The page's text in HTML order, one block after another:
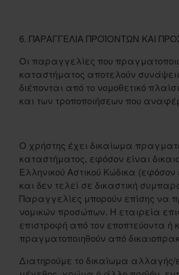
6. ΠΑΡΑΓΓΕΛΙΑ ΠΡΟΪΟΝΤΩΝ ΚΑΙ
Οι παραγγελίες που
καταστήματος αποτελούν
διέπονται από το νομοθετικό
και των τροποποιήσεων που
Ο χρήστης έχει δικαίωμα
καταστήματος, εφόσον είναι
Ελληνικού Αστικού Κώδικα
και δεν τελεί σε δικαστική
Παραγγελίες μπορούν επίσης να
νομικών προσώπων. Η εταιρεία
επιστροφή από τον εποπτεύοντα
πραγματοποιηθούν από
Διατηρούμε το δικαίωμα